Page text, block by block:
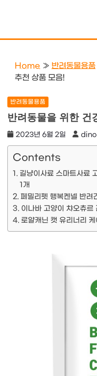
Home » 반려동물용품
추천 상품 모음!
반려동물용품
반려동물을 위한 건
2023년 6월 2일
Contents
길냥이사료 스마트사료
1개
페밀리펫 행복켄넬 반려
이나바 고양이 챠오츄
로얄캐닌 캣 유리너리